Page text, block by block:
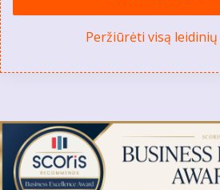
Peržiūrėti visą leidinių